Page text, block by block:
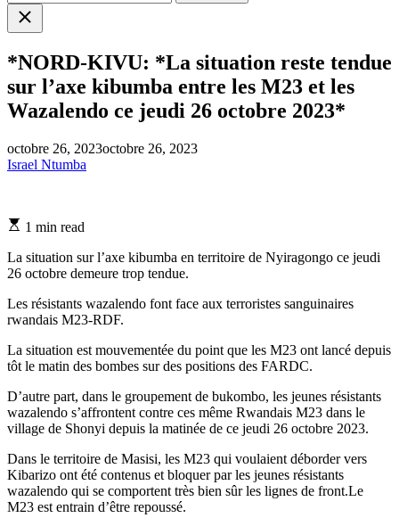
Close
search
*NORD-KIVU: *La situation reste tendue
sur l’axe kibumba entre les M23 et les
Wazalendo ce jeudi 26 octobre 2023*
octobre 26, 2023octobre 26, 2023
Israel Ntumba
Estimated
time
1 min read
La situation sur l’axe kibumba en territoire de Nyiragongo ce jeudi
26 octobre demeure trop tendue.
Les résistants wazalendo font face aux terroristes sanguinaires
rwandais M23-RDF.
La situation est mouvementée du point que les M23 ont lancé depuis
tôt le matin des bombes sur des positions des FARDC.
D’autre part, dans le groupement de bukombo, les jeunes résistants
wazalendo s’affrontent contre ces même Rwandais M23 dans le
village de Shonyi depuis la matinée de ce jeudi 26 octobre 2023.
Dans le territoire de Masisi, les M23 qui voulaient déborder vers
Kibarizo ont été contenus et bloquer par les jeunes résistants
wazalendo qui se comportent très bien sûr les lignes de front.Le
M23 est entrain d’être repoussé.